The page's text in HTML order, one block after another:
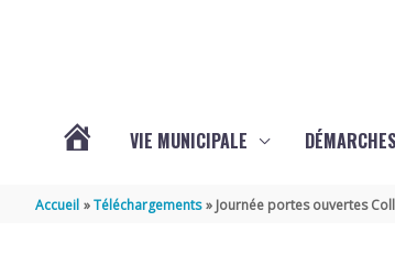
VIE MUNICIPALE DÉMARCHES
Accueil Téléchargements Journée portes ouvertes